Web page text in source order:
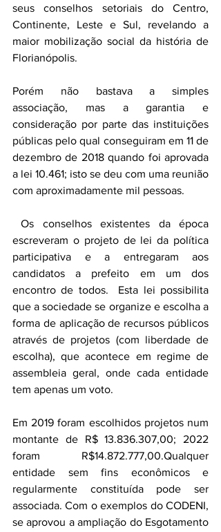
seus conselhos setoriais do Centro,
Continente, Leste e Sul, revelando a
maior mobilização social da história de
Florianópolis.
Porém não bastava a simples
associação, mas a garantia e
consideração por parte das instituições
públicas pelo qual conseguiram em 11 de
dezembro de 2018 quando foi aprovada
a lei 10.461; isto se deu com uma reunião
com aproximadamente mil pessoas.
Os conselhos existentes da época
escreveram o projeto de lei da política
participativa e a entregaram aos
candidatos a prefeito em um dos
encontro de todos.  Esta lei possibilita
que a sociedade se organize e escolha a
forma de aplicação de recursos públicos
através de projetos (com liberdade de
escolha), que acontece em regime de
assembleia geral, onde cada entidade
tem apenas um voto.
Em 2019 foram escolhidos projetos num
montante de R$ 13.836.307,00; 2022
foram R$14.872.777,00.Qualquer
entidade sem fins econômicos e
regularmente constituída pode ser
associada. Com o exemplos do CODENI,
se aprovou a ampliação do Esgotamento